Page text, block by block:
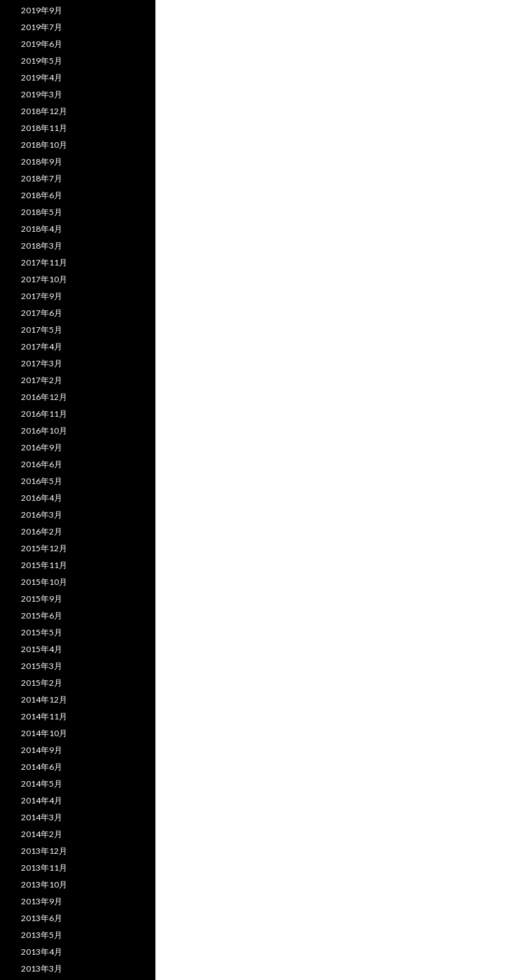
2019年9月
2019年7月
2019年6月
2019年5月
2019年4月
2019年3月
2018年12月
2018年11月
2018年10月
2018年9月
2018年7月
2018年6月
2018年5月
2018年4月
2018年3月
2017年11月
2017年10月
2017年9月
2017年6月
2017年5月
2017年4月
2017年3月
2017年2月
2016年12月
2016年11月
2016年10月
2016年9月
2016年6月
2016年5月
2016年4月
2016年3月
2016年2月
2015年12月
2015年11月
2015年10月
2015年9月
2015年6月
2015年5月
2015年4月
2015年3月
2015年2月
2014年12月
2014年11月
2014年10月
2014年9月
2014年6月
2014年5月
2014年4月
2014年3月
2014年2月
2013年12月
2013年11月
2013年10月
2013年9月
2013年6月
2013年5月
2013年4月
2013年3月